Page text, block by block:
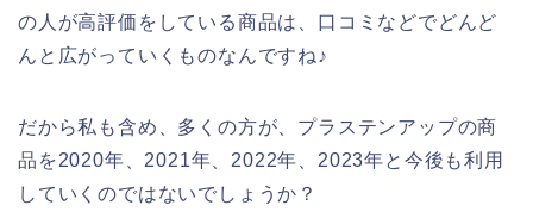
の人が高評価をしている商品は、口コミなどでどんど
んと広がっていくものなんですね♪
だから私も含め、多くの方が、プラステンアップの商
品を2020年、2021年、2022年、2023年と今後も利用
していくのではないでしょうか？